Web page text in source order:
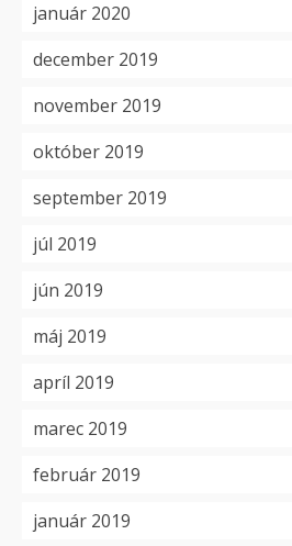
január 2020
december 2019
november 2019
október 2019
september 2019
júl 2019
jún 2019
máj 2019
apríl 2019
marec 2019
február 2019
január 2019